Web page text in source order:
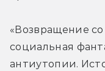
«Возвращение
социальная
антиутопии.